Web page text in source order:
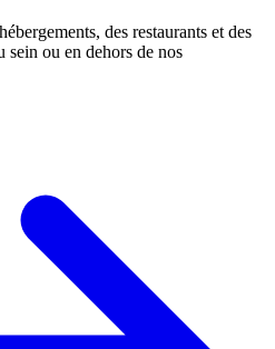
des restaurants et des
sein ou en dehors de nos